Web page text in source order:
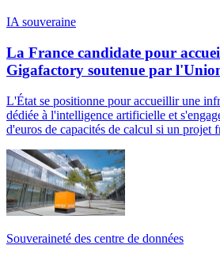
IA souveraine
La France candidate pour
Gigafactory soutenue par
L'État se positionne pour accueillir une
dédiée à l'intelligence artificielle et
d'euros de capacités de calcul si un projet
Souveraineté des centre de données